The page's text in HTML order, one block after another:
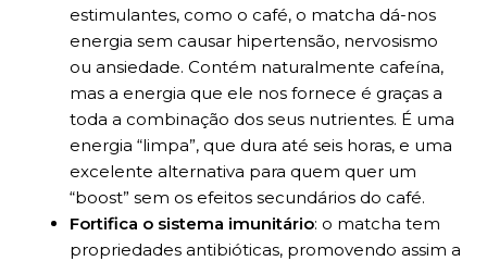
estimulantes, como o café, o matcha dá-nos
energia sem causar hipertensão, nervosismo
ou ansiedade. Contém naturalmente cafeína,
mas a energia que ele nos fornece é graças a
toda a combinação dos seus nutrientes. É uma
energia “limpa”, que dura até seis horas, e uma
excelente alternativa para quem quer um
“boost” sem os efeitos secundários do café.
Fortifica o sistema imunitário: o matcha tem
propriedades antibióticas, promovendo assim a